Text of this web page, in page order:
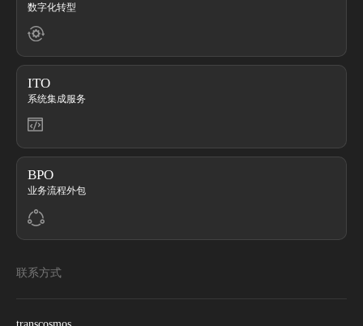
数字化转型
ITO
系统集成服务
BPO
业务流程外包
联系方式